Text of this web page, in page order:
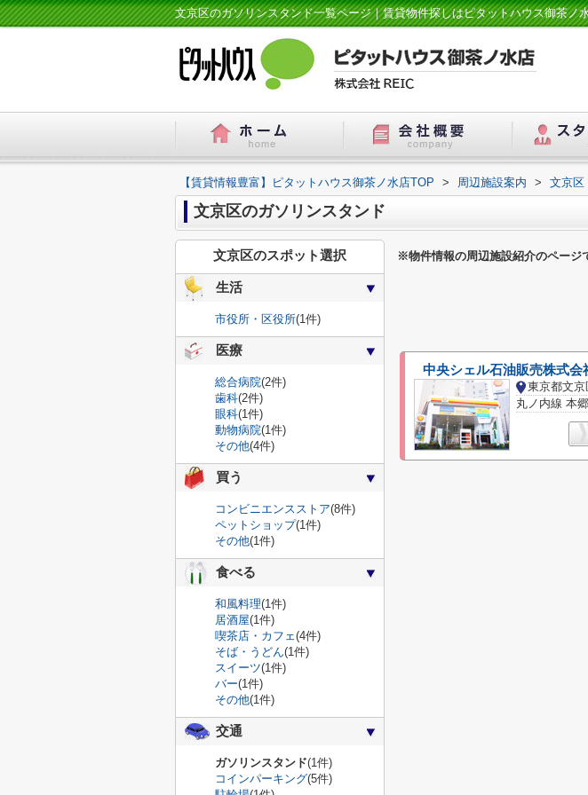
文京区のガソリンスタンド一覧ページ｜賃貸物件探しはピタットハウス御茶ノ
【賃貸情報豊富】ピタットハウス御茶ノ水店TOP > 周辺施設案内 > 文京区
文京区のガソリンスタンド
※物件情報の周辺施設紹介のページ
中央シェル石油販売株式会
東京都文京
丸ノ内線 本
文京区のスポット選択
生活
市役所・区役所(1件)
医療
総合病院(2件)
歯科(2件)
眼科(1件)
動物病院(1件)
その他(4件)
買う
コンビニエンスストア(8件)
ペットショップ(1件)
その他(1件)
食べる
和風料理(1件)
居酒屋(1件)
喫茶店・カフェ(4件)
そば・うどん(1件)
スイーツ(1件)
バー(1件)
その他(1件)
交通
ガソリンスタンド(1件)
コインパーキング(5件)